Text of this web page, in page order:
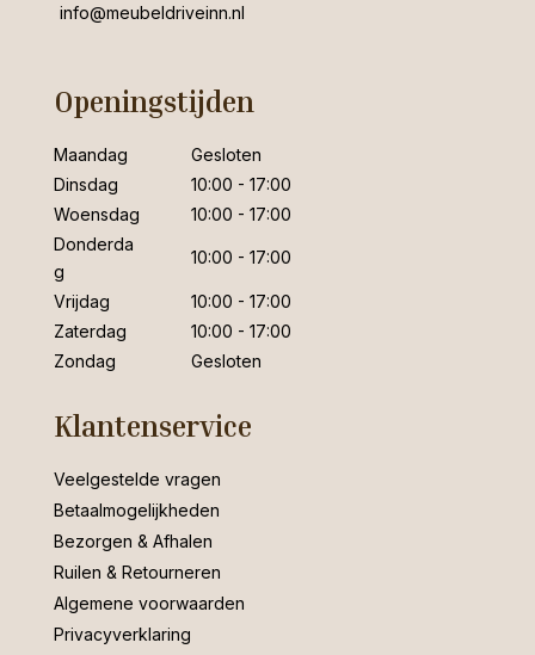
info@meubeldriveinn.nl
Openingstijden
Maandag
Gesloten
Dinsdag
10:00 - 17:00
Woensdag
10:00 - 17:00
Donderda
g
10:00 - 17:00
Vrijdag
10:00 - 17:00
Zaterdag
10:00 - 17:00
Zondag
Gesloten
Klantenservice
Veelgestelde vragen
Betaalmogelijkheden
Bezorgen & Afhalen
Ruilen & Retourneren
Algemene voorwaarden
Privacyverklaring